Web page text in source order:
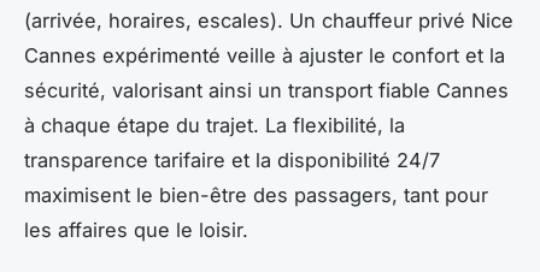
(arrivée, horaires, escales). Un chauffeur privé Nice
Cannes expérimenté veille à ajuster le confort et la
sécurité, valorisant ainsi un transport fiable Cannes
à chaque étape du trajet. La flexibilité, la
transparence tarifaire et la disponibilité 24/7
maximisent le bien-être des passagers, tant pour
les affaires que le loisir.